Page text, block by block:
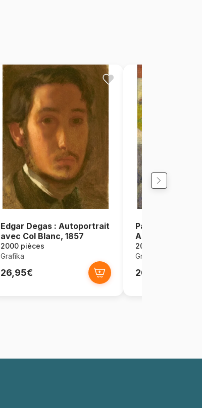
Edgar Degas : Autoportrait
avec Col Blanc, 1857
2000 pièces
Grafika
26,95€
Paul Gauguin :
Alexandre
1888
2000 pièces
Grafika
26,95€